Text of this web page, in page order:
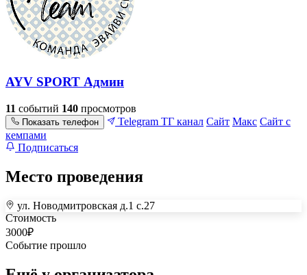
AYV SPORT Админ
11 событий 140 просмотров
Показать телефон Telegram ТГ канал Сайт Макс Сайт с
кемпами
Подписаться
Место проведения
+
–
ул. Новодмитровская д.1 с.27
Стоимость
3000₽
Событие прошло